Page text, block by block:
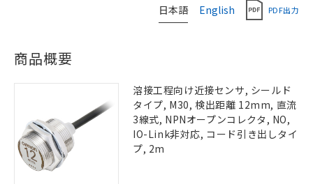
日本語 English PDF出力
商品概要
溶接工程向け近接センサ, シールド
タイプ, M30, 検出距離 12mm, 直流
3線式, NPNオープンコレクタ, NO,
IO-Link非対応, コード引き出しタイ
プ, 2m